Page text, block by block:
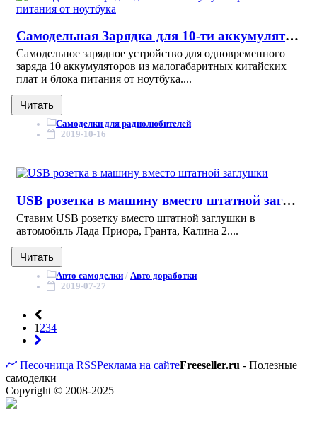
Самодельная Зарядка для 10-ти аккумуляторов из блока питания от ноутбука
Самодельное зарядное устройство для одновременного
заряда 10 аккумуляторов из малогабаритных китайских
плат и блока питания от ноутбука....
Читать
Самоделки для радиолюбителей
2019-10-16
USB розетка в машину вместо штатной заглушки
Ставим USВ розетку вместо штатной заглушки в
автомобиль Лада Приора, Гранта, Калина 2....
Читать
Авто самоделки / Авто доработки
2019-07-27
1 234
Песочница RSSРеклама на сайтеFreeseller.ru - Полезные
самоделки
Copyright © 2008-2025